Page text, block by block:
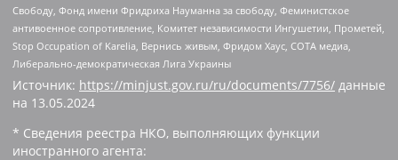
Свободу, Фонд имени Фридриха Науманна за свободу, Феминистское
антивоенное сопротивление, Комитет независимости Ингушетии, Прометей,
Stop Occupation of Karelia, Вернись живым, Фридом Хаус, СОТА медиа,
Либерально-демократическая Лига Украины
Источник: https://minjust.gov.ru/ru/documents/7756/ данные
на 13.05.2024
* Сведения реестра НКО, выполняющих функции
иностранного агента: